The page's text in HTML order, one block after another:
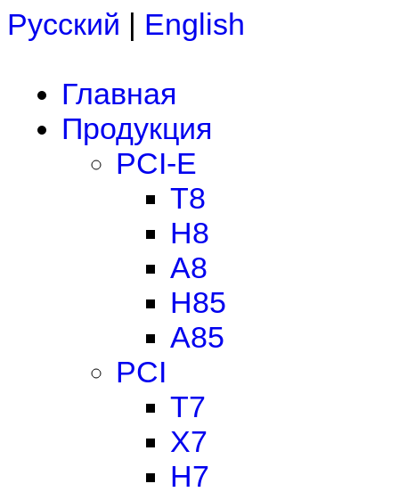
Русский | English
Главная
Продукция
PCI-E
T8
H8
A8
H85
A85
PCI
T7
X7
H7